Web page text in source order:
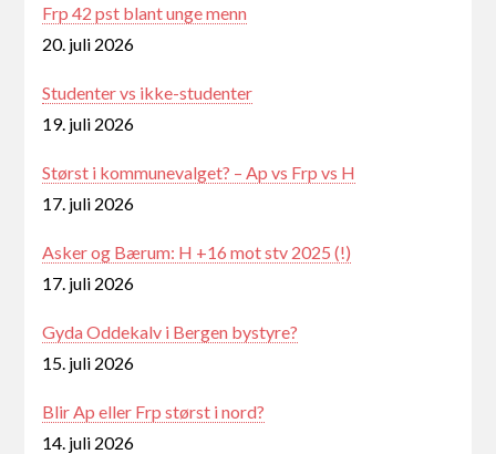
Frp 42 pst blant unge menn
20. juli 2026
Studenter vs ikke-studenter
19. juli 2026
Størst i kommunevalget? – Ap vs Frp vs H
17. juli 2026
Asker og Bærum: H +16 mot stv 2025 (!)
17. juli 2026
Gyda Oddekalv i Bergen bystyre?
15. juli 2026
Blir Ap eller Frp størst i nord?
14. juli 2026